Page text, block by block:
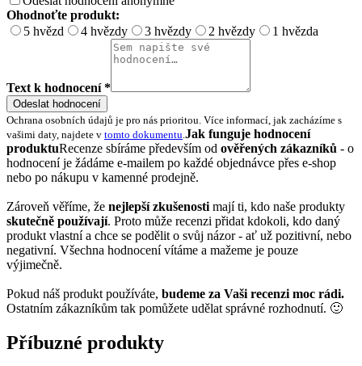
Ohodnoťte produkt:
5 hvězd
4 hvězdy 3 hvězdy 2 hvězdy 1 hvězda
Text k hodnocení *
Odeslat hodnocení
Ochrana osobních údajů je pro nás prioritou. Více informací, jak zacházíme s
vašimi daty, najdete v tomto dokumentu Jak funguje hodnocení
produktuRecenze sbíráme především od ověřených zákazníků - o
hodnocení je žádáme e-mailem po každé objednávce přes e-shop
nebo po nákupu v kamenné prodejně.
Zároveň věříme, že nejlepší zkušenosti mají ti, kdo naše produkty
skutečně používají. Proto může recenzi přidat kdokoli, kdo daný
produkt vlastní a chce se podělit o svůj názor - ať už pozitivní, nebo
negativní. Všechna hodnocení vítáme a mažeme je pouze
výjimečně.
Pokud náš produkt používáte, budeme za Vaši recenzi moc rádi.
Ostatním zákazníkům tak pomůžete udělat správné rozhodnutí. 🙂
Příbuzné produkty